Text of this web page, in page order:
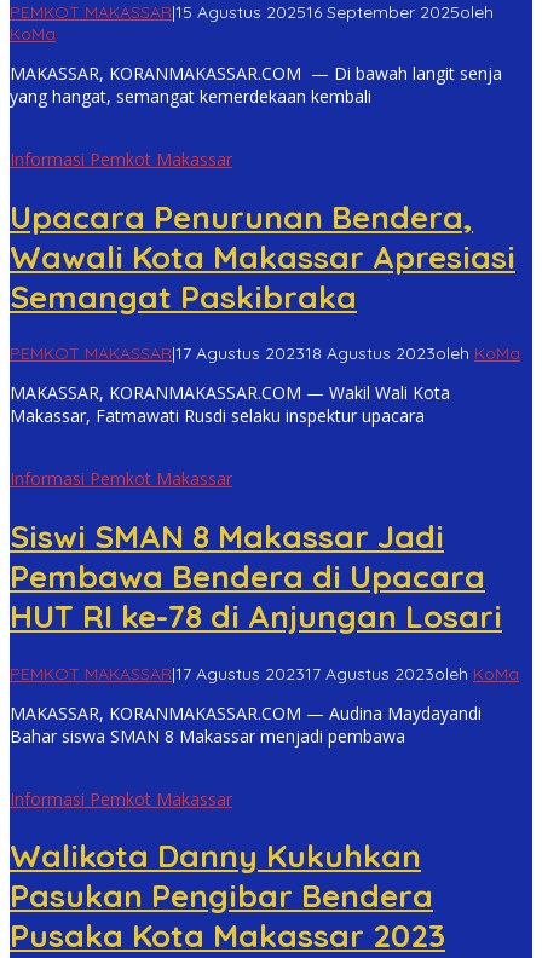
PEMKOT MAKASSAR|15 Agustus 202516 September 2025oleh
KoMa
MAKASSAR, KORANMAKASSAR.COM — Di bawah langit senja
yang hangat, semangat kemerdekaan kembali
Informasi Pemkot Makassar
Upacara Penurunan Bendera,
Wawali Kota Makassar Apresiasi
Semangat Paskibraka
PEMKOT MAKASSAR|17 Agustus 202318 Agustus 2023oleh KoMa
MAKASSAR, KORANMAKASSAR.COM — Wakil Wali Kota
Makassar, Fatmawati Rusdi selaku inspektur upacara
Informasi Pemkot Makassar
Siswi SMAN 8 Makassar Jadi
Pembawa Bendera di Upacara
HUT RI ke-78 di Anjungan Losari
PEMKOT MAKASSAR|17 Agustus 202317 Agustus 2023oleh KoMa
MAKASSAR, KORANMAKASSAR.COM — Audina Maydayandi
Bahar siswa SMAN 8 Makassar menjadi pembawa
Informasi Pemkot Makassar
Walikota Danny Kukuhkan
Pasukan Pengibar Bendera
Pusaka Kota Makassar 2023